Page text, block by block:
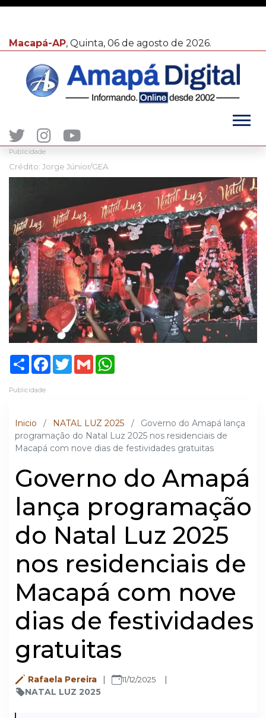
Macapá-AP, Quinta, 06 de agosto de 2026.
Publicidade
Crédito: Jorge Júnior/GEA
ShareFacebook
TwitterGmail
Publicidade
Inicio / NATAL LUZ 2025 /
Governo do Amapá lança
programação do Natal Luz 2025 nos residenciais de
Macapá com nove dias de festividades gratuitas
Governo do Amapá
lança programação
do Natal Luz 2025
nos residenciais de
Macapá com nove
dias de festividades
gratuitas
Rafaela Pereira 11/12/2025
NATAL LUZ 2025